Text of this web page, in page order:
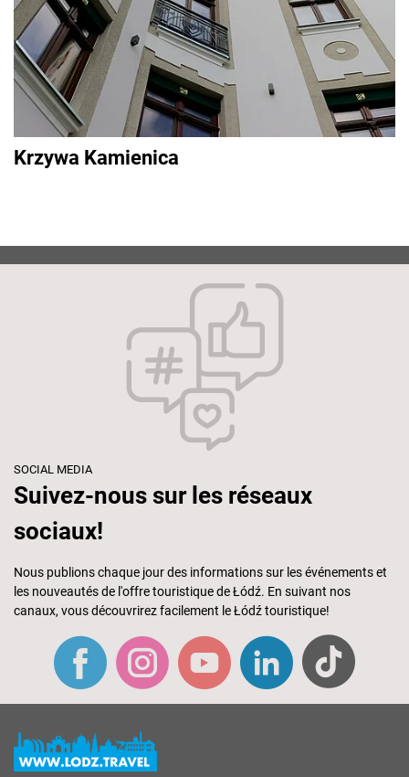
Krzywa Kamienica
SOCIAL MEDIA
Suivez-nous sur les réseaux
sociaux!
Nous publions chaque jour des informations sur les événements et
les nouveautés de l'offre touristique de Łódź. En suivant nos
canaux, vous découvrirez facilement le Łódź touristique!